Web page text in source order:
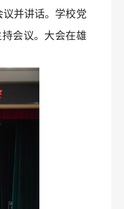
并讲话。学校党
会议。大会在雄